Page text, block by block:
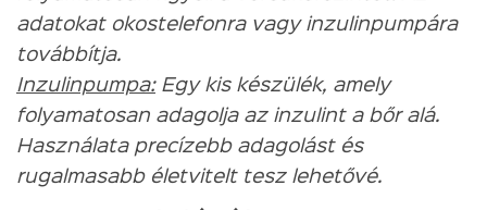
adatokat okostelefonra vagy inzulinpumpára
továbbítja.
Inzulinpumpa:Egy kis készülék, amely
folyamatosan adagolja az inzulint a bőr alá.
Használata precízebb adagolást és
rugalmasabb életvitelt tesz lehetővé.